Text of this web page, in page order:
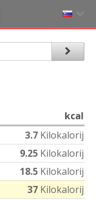
kcal
3.7 Kilokalorij
9.25 Kilokalorij
18.5 Kilokalorij
37 Kilokalorij